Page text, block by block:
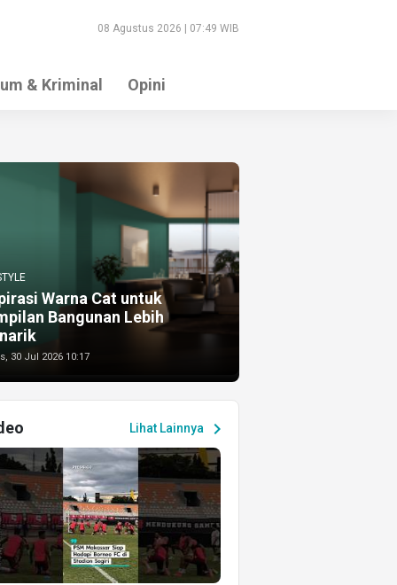
08 Agustus 2026 | 07:49 WIB
& Kriminal Opini
Warna Cat untuk
Bangunan Lebih
30 Jul 2026 10:17
Lihat Lainnya chevron_right